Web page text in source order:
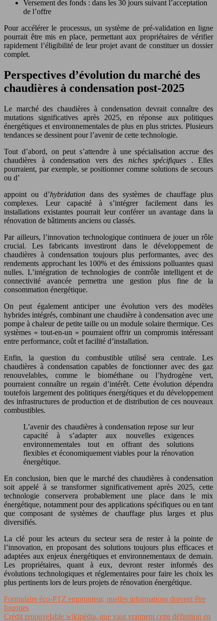
Versement des fonds : dans les 30 jours suivant l’acceptation
de l’offre
Pour accélérer le processus, un système de pré-validation en ligne
pourrait être mis en place, permettant aux propriétaires de vérifier
rapidement l’éligibilité de leur projet avant de constituer un dossier
complet.
Perspectives d’évolution du marché des
chaudières à condensation post-2025
Le marché des chaudières à condensation devrait connaître des
mutations significatives après 2025, en réponse aux politiques
énergétiques et environnementales de plus en plus strictes. Plusieurs
tendances se dessinent pour l’avenir de cette technologie.
Tout d’abord, on peut s’attendre à une spécialisation accrue des
chaudières à condensation vers des niches spécifiques . Elles
pourraient, par exemple, se positionner comme solutions de secours
ou d’
appoint ou d’hybridationdans des systèmes de chauffage plus
complexes. Leur capacité à s’intégrer facilement dans les
installations existantes pourrait leur conférer un avantage dans la
rénovation de bâtiments anciens ou classés.
Par ailleurs, l’innovation technologique continuera de jouer un rôle
crucial. Les fabricants investiront dans le développement de
chaudières à condensation toujours plus performantes, avec des
rendements approchant les 100% et des émissions polluantes quasi
nulles. L’intégration de technologies de contrôle intelligent et de
connectivité avancée permettra une gestion plus fine de la
consommation énergétique.
On peut également anticiper une évolution vers des modèles
hybrides intégrés, combinant une chaudière à condensation avec une
pompe à chaleur de petite taille ou un module solaire thermique. Ces
systèmes « tout-en-un » pourraient offrir un compromis intéressant
entre performance, coût et facilité d’installation.
Enfin, la question du combustible utilisé sera centrale. Les
chaudières à condensation capables de fonctionner avec des gaz
renouvelables, comme le biométhane ou l’hydrogène vert,
pourraient connaître un regain d’intérêt. Cette évolution dépendra
toutefois largement des politiques énergétiques et du développement
des infrastructures de production et de distribution de ces nouveaux
combustibles.
L’avenir des chaudières à condensation repose sur leur
capacité à s’adapter aux nouvelles exigences
environnementales tout en offrant des solutions
flexibles et économiquement viables pour la rénovation
énergétique.
En conclusion, bien que le marché des chaudières à condensation
soit appelé à se transformer significativement après 2025, cette
technologie conservera probablement une place dans le mix
énergétique, notamment pour des applications spécifiques ou en tant
que composant de systèmes de chauffage plus larges et plus
diversifiés.
La clé pour les acteurs du secteur sera de rester à la pointe de
l’innovation, en proposant des solutions toujours plus efficaces et
adaptées aux enjeux énergétiques et environnementaux de demain.
Les propriétaires, quant à eux, devront rester informés des
évolutions technologiques et réglementaires pour faire les choix les
plus pertinents lors de leurs projets de rénovation énergétique.
Formulaire éco-PTZ emprunteur, quelles informations doivent être
fournies
Crédit renouvelable wikipédia, que vaut vraiment cette définition en